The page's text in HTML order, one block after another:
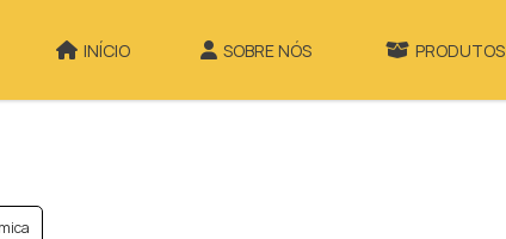
INÍCIO SOBRE NÓS PRODUTOS